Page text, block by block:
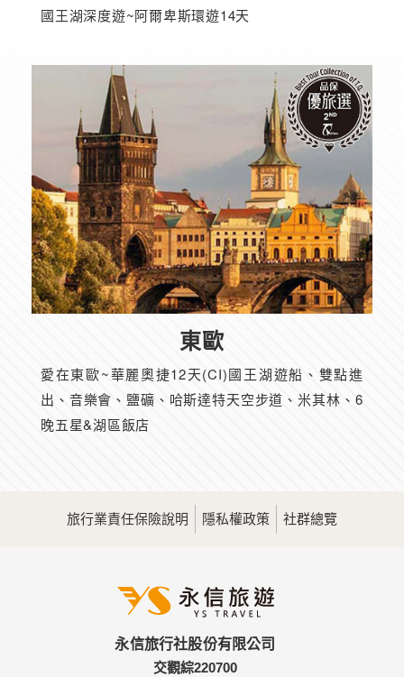
國王湖深度遊~阿爾卑斯環遊14天
東歐
愛在東歐~華麗奧捷12天(CI)國王湖遊船、雙點進
出、音樂會、鹽礦、哈斯達特天空步道、米其林、6
晚五星&湖區飯店
旅行業責任保險說明 隱私權政策 社群總覽
永信旅行社股份有限公司
交觀綜220700